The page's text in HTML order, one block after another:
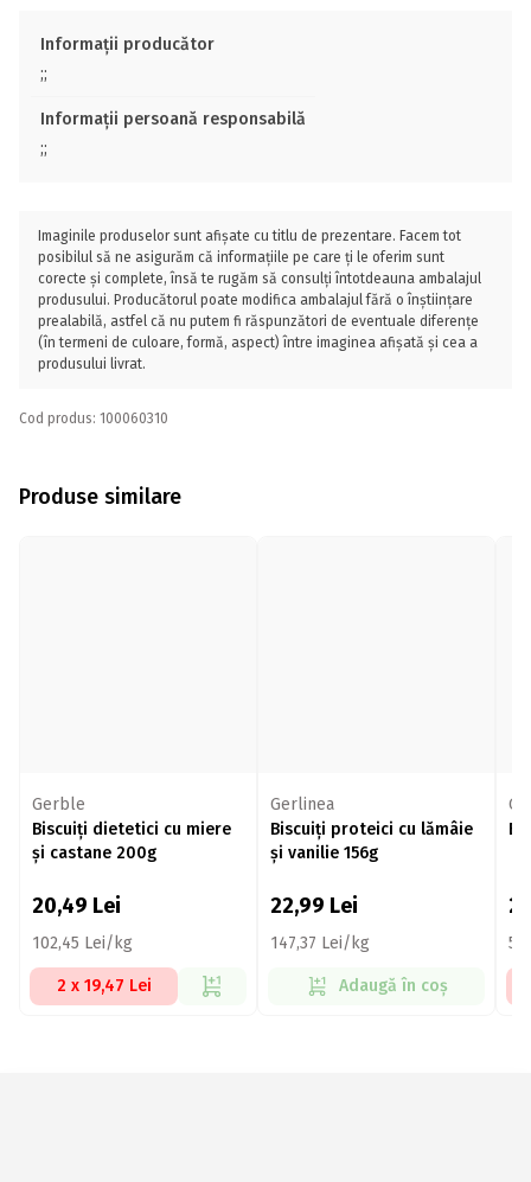
Informații producător
;;
Informații persoană responsabilă
;;
Imaginile produselor sunt afișate cu titlu de prezentare. Facem tot
posibilul să ne asigurăm că informațiile pe care ți le oferim sunt
corecte și complete, însă te rugăm să consulți întotdeauna ambalajul
produsului. Producătorul poate modifica ambalajul fără o înștiințare
prealabilă, astfel că nu putem fi răspunzători de eventuale diferențe
(în termeni de culoare, formă, aspect) între imaginea afișată și cea a
produsului livrat.
Cod produs: 100060310
Produse similare
Gerble
Biscuiți dietetici cu miere
și castane 200g
20,49 Lei
102,45 Lei/kg
2 x 19,47 Lei
Gerlinea
Biscuiți proteici cu lămâie
și vanilie 156g
22,99 Lei
147,37 Lei/kg
Adaugă în coș